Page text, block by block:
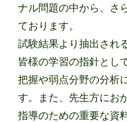
ナル問題の中から、さ
ております。
試験結果より抽出され
皆様の学習の指針とし
把握や弱点分野の分析
す。また、先生方にお
指導のための重要な資